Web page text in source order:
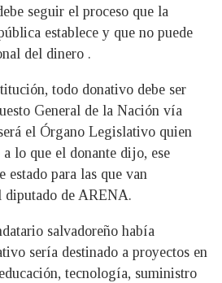
seguir el proceso que la
establece y que no puede
del dinero .
todo donativo debe ser
General de la Nación vía
el Órgano Legislativo quien
lo que el donante dijo, ese
estado para las que van
diputado de ARENA.
salvadoreño había
sería destinado a proyectos en
tecnología, suministro